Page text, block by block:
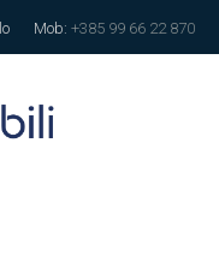
Mob:+385 99 66 22 870